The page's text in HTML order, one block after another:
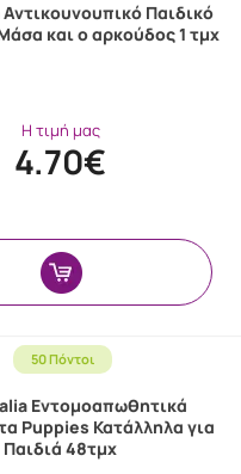
Παιδικό
και ο αρκούδος 1 τμχ
Η τιμή μας
4.70€
50 Πόντοι
Εντομοαπωθητικά
Puppies Κατάλληλα για
Παιδιά 48τμχ